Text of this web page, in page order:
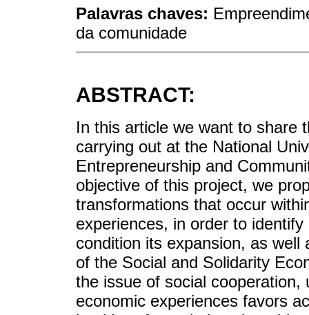
Palavras chaves:
da comunidade
ABSTRACT:
In this article we want to share
carrying out at the National
Entrepreneurship and
objective of this project, we
transformations that occur
experiences, in order to
condition its expansion, as
of the Social and Solidarity
the issue of social
economic experiences favors